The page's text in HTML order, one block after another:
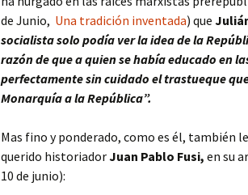
de Junio, Una tradición inventada) que
socialista solo podía ver la idea de la
razón de que a quien se había educado en
perfectamente sin cuidado el trastueque
Monarquía a la República”.
Mas fino y ponderado, como es él, también
querido historiadorJuan Pablo Fusi, en su
10 de junio):